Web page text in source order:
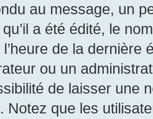
au message, un
a été édité, le
de la dernière
ou un
de laisser une
Notez que les